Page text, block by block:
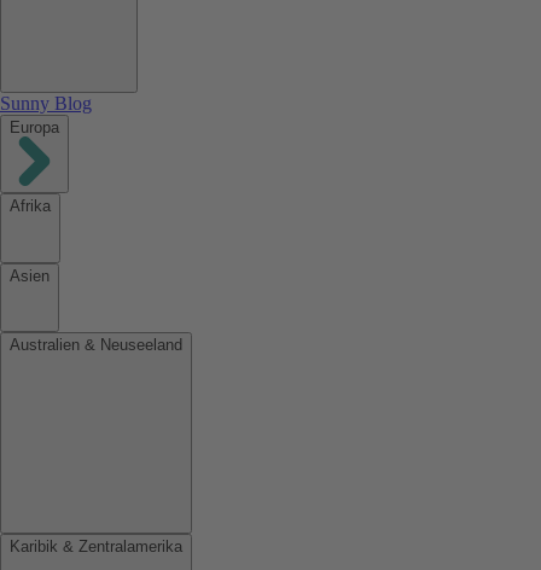
Sunny Blog
Europa
Afrika
Asien
Australien & Neuseeland
Karibik & Zentralamerika